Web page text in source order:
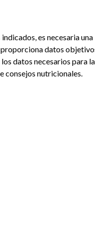
es necesaria una
datos
datos necesarios para
consejos nutricionales.